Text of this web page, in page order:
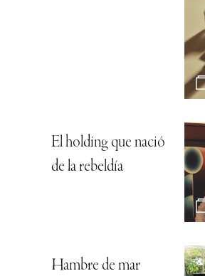
El holding que nació
de la rebeldía
Hambre de mar